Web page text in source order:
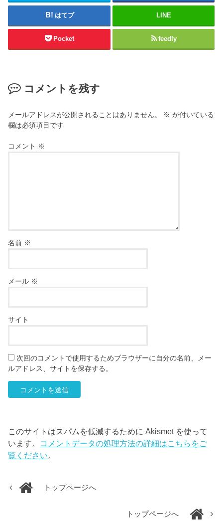
はてブ LINE
Pocket feedly
コメントを残す
メールアドレスが公開されることはありません。 ※ が付いている
欄は必須項目です
コメント ※
名前 ※
メール ※
サイト
次回のコメントで使用するためブラウザーに自分の名前、メー
ルアドレス、サイトを保存する。
このサイトはスパムを低減するために Akismet を使って
います。 コメントデータの処理方法の詳細はこちらをご
覧ください。
トップページへ
トップページへ